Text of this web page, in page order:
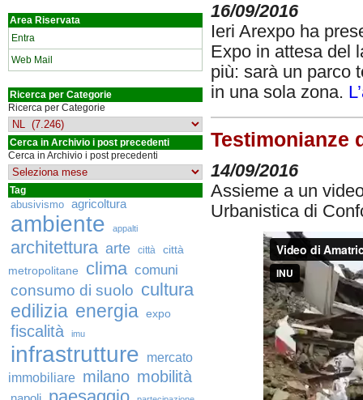
Area Riservata
Entra
Web Mail
Ricerca per Categorie
Ricerca per Categorie
Cerca in Archivio i post precedenti
Cerca in Archivio i post precedenti
Tag
abusivismo agricoltura
ambiente appalti
architettura arte città
città
metropolitane
clima comuni
consumo di suolo cultura
edilizia energia expo
fiscalità imu
infrastrutture
mercato
immobiliare milano mobilità
16/09/2016
Ieri Arexpo ha
Expo in attesa del
più: sarà un parco
in una sola zona.
Testimonianze
14/09/2016
Assieme a un
Urbanistica di